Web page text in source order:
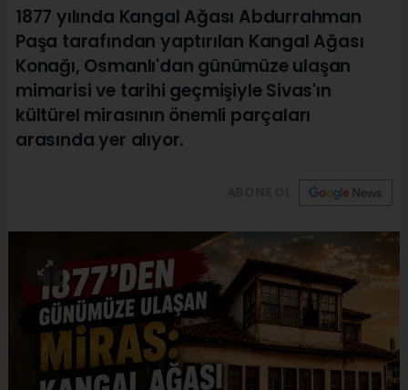
1877 yılında Kangal Ağası Abdurrahman
Paşa tarafından yaptırılan Kangal Ağası
Konağı, Osmanlı'dan günümüze ulaşan
mimarisi ve tarihi geçmişiyle Sivas'ın
kültürel mirasının önemli parçaları
arasında yer alıyor.